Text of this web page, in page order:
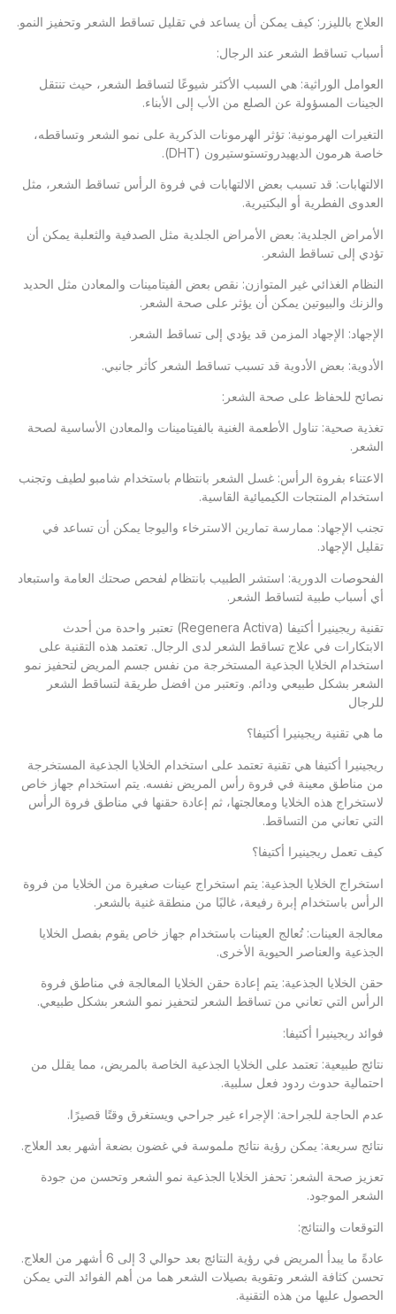
العلاج بالليزر: كيف يمكن أن يساعد في تقليل تساقط الشعر وتحفيز النمو.
أسباب تساقط الشعر عند الرجال:
العوامل الوراثية: هي السبب الأكثر شيوعًا لتساقط الشعر، حيث تنتقل
الجينات المسؤولة عن الصلع من الأب إلى الأبناء.
التغيرات الهرمونية: تؤثر الهرمونات الذكرية على نمو الشعر وتساقطه،
خاصة هرمون الديهيدروتستوستيرون (DHT).
الالتهابات: قد تسبب بعض الالتهابات في فروة الرأس تساقط الشعر، مثل
العدوى الفطرية أو البكتيرية.
الأمراض الجلدية: بعض الأمراض الجلدية مثل الصدفية والثعلبة يمكن أن
تؤدي إلى تساقط الشعر.
النظام الغذائي غير المتوازن: نقص بعض الفيتامينات والمعادن مثل الحديد
والزنك والبيوتين يمكن أن يؤثر على صحة الشعر.
الإجهاد: الإجهاد المزمن قد يؤدي إلى تساقط الشعر.
الأدوية: بعض الأدوية قد تسبب تساقط الشعر كأثر جانبي.
نصائح للحفاظ على صحة الشعر:
تغذية صحية: تناول الأطعمة الغنية بالفيتامينات والمعادن الأساسية لصحة
الشعر.
الاعتناء بفروة الرأس: غسل الشعر بانتظام باستخدام شامبو لطيف وتجنب
استخدام المنتجات الكيميائية القاسية.
تجنب الإجهاد: ممارسة تمارين الاسترخاء واليوجا يمكن أن تساعد في
تقليل الإجهاد.
الفحوصات الدورية: استشر الطبيب بانتظام لفحص صحتك العامة واستبعاد
أي أسباب طبية لتساقط الشعر.
تقنية ريجينيرا أكتيفا (Regenera Activa) تعتبر واحدة من أحدث
الابتكارات في علاج تساقط الشعر لدى الرجال. تعتمد هذه التقنية على
استخدام الخلايا الجذعية المستخرجة من نفس جسم المريض لتحفيز نمو
الشعر بشكل طبيعي ودائم. وتعتبر من افضل طريقة لتساقط الشعر
للرجال
ما هي تقنية ريجينيرا أكتيفا؟
ريجينيرا أكتيفا هي تقنية تعتمد على استخدام الخلايا الجذعية المستخرجة
من مناطق معينة في فروة رأس المريض نفسه. يتم استخدام جهاز خاص
لاستخراج هذه الخلايا ومعالجتها، ثم إعادة حقنها في مناطق فروة الرأس
التي تعاني من التساقط.
كيف تعمل ريجينيرا أكتيفا؟
استخراج الخلايا الجذعية: يتم استخراج عينات صغيرة من الخلايا من فروة
الرأس باستخدام إبرة رفيعة، غالبًا من منطقة غنية بالشعر.
معالجة العينات: تُعالج العينات باستخدام جهاز خاص يقوم بفصل الخلايا
الجذعية والعناصر الحيوية الأخرى.
حقن الخلايا الجذعية: يتم إعادة حقن الخلايا المعالجة في مناطق فروة
الرأس التي تعاني من تساقط الشعر لتحفيز نمو الشعر بشكل طبيعي.
فوائد ريجينيرا أكتيفا:
نتائج طبيعية: تعتمد على الخلايا الجذعية الخاصة بالمريض، مما يقلل من
احتمالية حدوث ردود فعل سلبية.
عدم الحاجة للجراحة: الإجراء غير جراحي ويستغرق وقتًا قصيرًا.
نتائج سريعة: يمكن رؤية نتائج ملموسة في غضون بضعة أشهر بعد العلاج.
تعزيز صحة الشعر: تحفز الخلايا الجذعية نمو الشعر وتحسن من جودة
الشعر الموجود.
التوقعات والنتائج:
عادةً ما يبدأ المريض في رؤية النتائج بعد حوالي 3 إلى 6 أشهر من العلاج.
تحسن كثافة الشعر وتقوية بصيلات الشعر هما من أهم الفوائد التي يمكن
الحصول عليها من هذه التقنية.